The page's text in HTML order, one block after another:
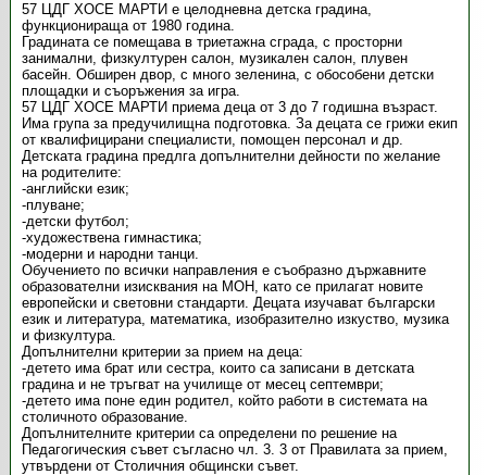
57 ЦДГ ХОСЕ МАРТИ е целодневна детска градина,
функционираща от 1980 година.
Градината се помещава в триетажна сграда, с просторни
занимални, физкултурен салон, музикален салон, плувен
басейн. Обширен двор, с много зеленина, с обособени детски
площадки и съоръжения за игра.
57 ЦДГ ХОСЕ МАРТИ приема деца от 3 до 7 годишна възраст.
Има група за предучилищна подготовка. За децата се грижи екип
от квалифицирани специалисти, помощен персонал и др.
Детската градина предлга допълнителни дейности по желание
на родителите:
-английски език;
-плуване;
-детски футбол;
-художествена гимнастика;
-модерни и народни танци.
Обучението по всички направления е съобразно държавните
образователни изисквания на МОН, като се прилагат новите
европейски и световни стандарти. Децата изучават български
език и литература, математика, изобразително изкуство, музика
и физкултура.
Допълнителни критерии за прием на деца:
-детето има брат или сестра, които са записани в детската
градина и не тръгват на училище от месец септември;
-детето има поне един родител, който работи в системата на
столичното образование.
Допълнителните критерии са определени по решение на
Педагогическия съвет съгласно чл. 3. 3 от Правилата за прием,
утвърдени от Столичния общински съвет.